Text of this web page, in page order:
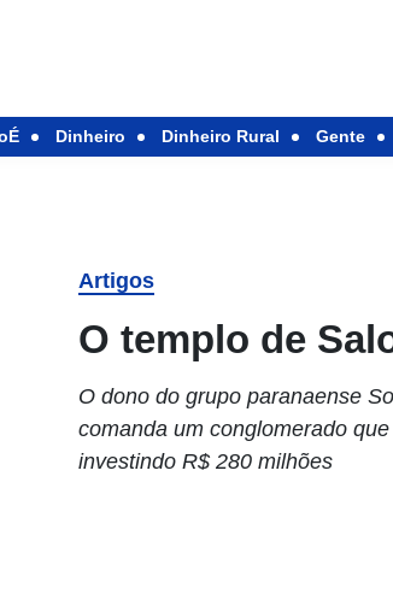
Dinheiro Dinheiro Rural Gente
Artigos
O templo de
O dono do grupo paranaense
comanda um conglomerado
investindo R$ 280 milhões